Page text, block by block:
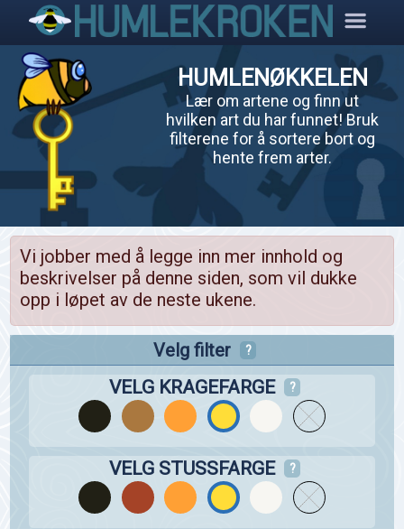
HUMLENØKKELEN
Lær om artene og finn ut
hvilken art du har funnet! Bruk
filterene for å sortere bort og
hente frem arter.
Vi jobber med å legge inn mer innhold og
beskrivelser på denne siden, som vil dukke
opp i løpet av de neste ukene.
Velg filter ?
VELG KRAGEFARGE ?
VELG STUSSFARGE ?